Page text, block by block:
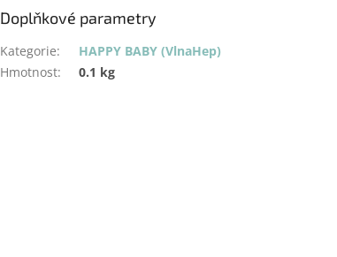
Doplňkové parametry
Kategorie:
HAPPY BABY (VlnaHep)
Hmotnost: 0.1 kg